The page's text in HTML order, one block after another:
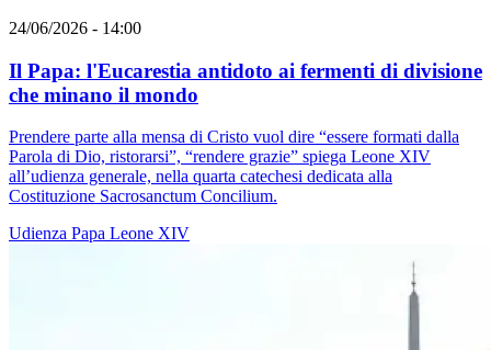
24/06/2026 - 14:00
Il Papa: l'Eucarestia antidoto ai fermenti di divisione
che minano il mondo
Prendere parte alla mensa di Cristo vuol dire “essere formati dalla
Parola di Dio, ristorarsi”, “rendere grazie” spiega Leone XIV
all’udienza generale, nella quarta catechesi dedicata alla
Costituzione Sacrosanctum Concilium.
Udienza Papa Leone XIV